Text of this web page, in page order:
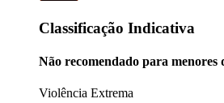
Classificação Indicativa
Não recomendado para menores
Violência Extrema